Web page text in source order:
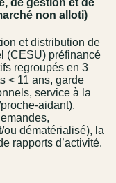
non alloti)
et distribution de
(CESU) préfinancé
regroupés en 3
< 11 ans, garde
service à la
aidant).
ou dématérialisé), la
rapports d’activité.